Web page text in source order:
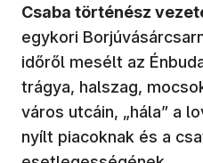
Csaba történész
egykori
időről mesélt az
trágya, halszag,
város utcáin, „hála” a
nyílt piacoknak és a